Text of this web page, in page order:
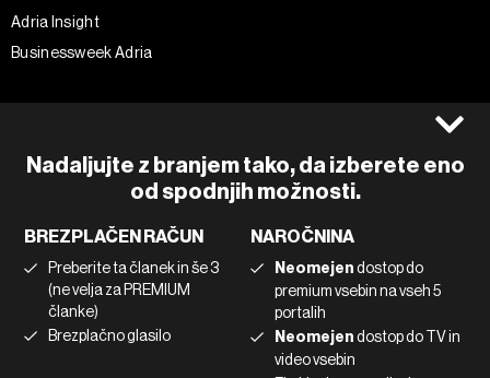
Nadaljujte z branjem tako, da izberete eno
od spodnjih možnosti.
BREZPLAČEN RAČUN
Preberite ta članek in še 3
(ne velja za PREMIUM
članke)
Brezplačno glasilo
NAROČNINA
Neomejendostop do
premium vsebin na vseh 5
portalih
Neomejendostop do TV in
video vsebin
Adria Insight
Businessweek Adria
Piškotki
Marketing
Uporaba umetne inteligence
Instagram
Linkedin
Tiktok
©2022 - 2026 Bloomberg L.P. All Rights Reserved. BLOOMBERG and
the BLOOMBERG logo are registered trademarks and service marks of